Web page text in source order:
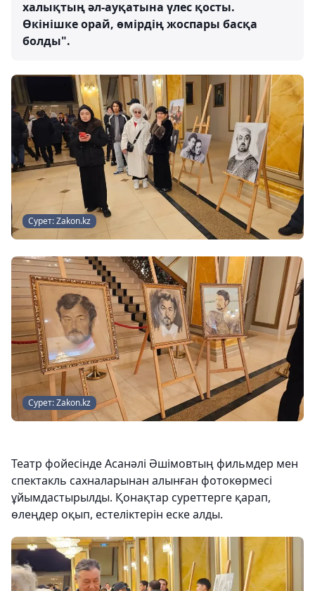
халықтың әл-ауқатына үлес қосты.
Өкінішке орай, өмірдің жоспары басқа
болды".
Сурет: Zakon.kz
Сурет: Zakon.kz
Театр фойесінде Асанәлі Әшімовтың фильмдер мен
спектакль сахналарынан алынған фотокөрмесі
ұйымдастырылды. Қонақтар суреттерге қарап,
өлеңдер оқып, естеліктерін еске алды.